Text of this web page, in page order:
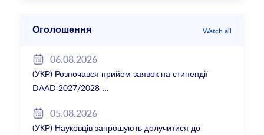
Оголошення Watch all
06.08.2026
(УКР) Розпочався прийом заявок на стипендії
DAAD 2027/2028
05.08.2026
(УКР) Науковців запрошують долучитися до